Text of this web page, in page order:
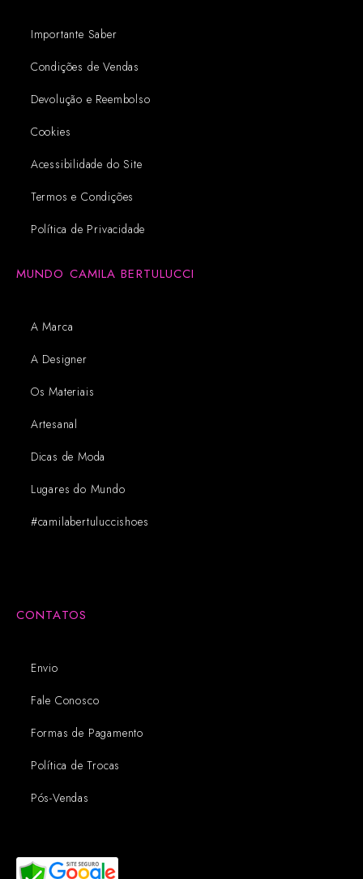
Importante Saber
Condições de Vendas
Devolução e Reembolso
Cookies
Acessibilidade do Site
Termos e Condições
Política de Privacidade
MUNDO CAMILA BERTULUCCI
A Marca
A Designer
Os Materiais
Artesanal
Dicas de Moda
Lugares do Mundo
#camilabertuluccishoes
CONTATOS
Envio
Fale Conosco
Formas de Pagamento
Política de Trocas
Pós-Vendas